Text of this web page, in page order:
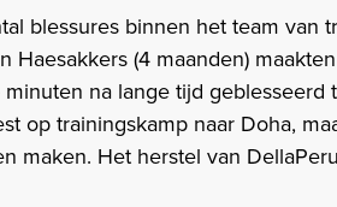
blessures binnen het team van
Haesakkers (4 maanden)
na lange tijd geblesseerd
op trainingskamp naar Doha,
maken. Het herstel van